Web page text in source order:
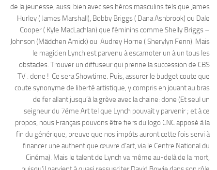
de la jeunesse, aussi bien avec ses héros masculins tels que James
Hurley ( James Marshall), Bobby Briggs ( Dana Ashbrook) ou Dale
Cooper ( Kyle MacLachlan) que féminins comme Shelly Briggs –
Johnson (Mädchen Amick) ou Audrey Horne ( Sherylyn Fenn). Mais
le magicien Lynch est parvenu à escamoter un à un tous les
obstacles. Trouver un diffuseur qui prenne la succession de CBS
TV : done ! Ce sera Showtime. Puis, assurer le budget coute que
coute synonyme de liberté artistique, y compris en jouant au bras
de fer allant jusqu’à la grève avec la chaine: done (Et seul un
seigneur du 7éme Art tel que Lynch pouvait y parvenir ; et à ce
propos, nous Français pouvons être fiers du logo CNC apposé à la
fin du générique, preuve que nos impôts auront cette fois servi à
financer une authentique œuvre d’art, via le Centre National du
Cinéma). Mais le talent de Lynch va même au-delà de la mort,